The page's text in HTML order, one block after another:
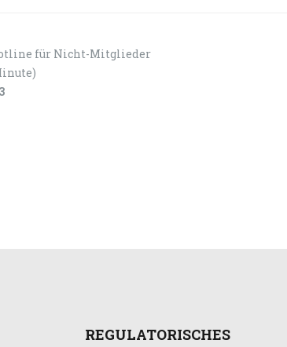
für Nicht-Mitglieder
REGULATORISCHES